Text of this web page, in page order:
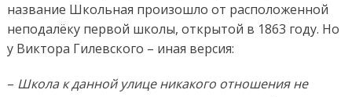
название Школьная произошло от расположенной
неподалёку первой школы, открытой в 1863 году. Но
у Виктора Гилевского – иная версия:
– Школа к данной улице никакого отношения не